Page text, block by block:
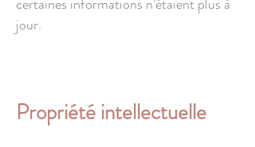
jour.
Propriété intellectuelle